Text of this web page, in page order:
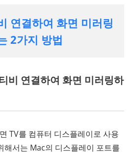
연결하여 화면 미러링
2가지 방법
비 연결하여 화면 미러링하
TV를 컴퓨터 디스플레이로 사용
해서는 Mac의 디스플레이 포트를